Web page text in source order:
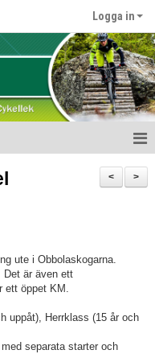
Logga in
>
<
ute i Obbolaskogarna.
Det är även ett
ett öppet KM.
uppåt), Herrklass (15 år och
separata starter och